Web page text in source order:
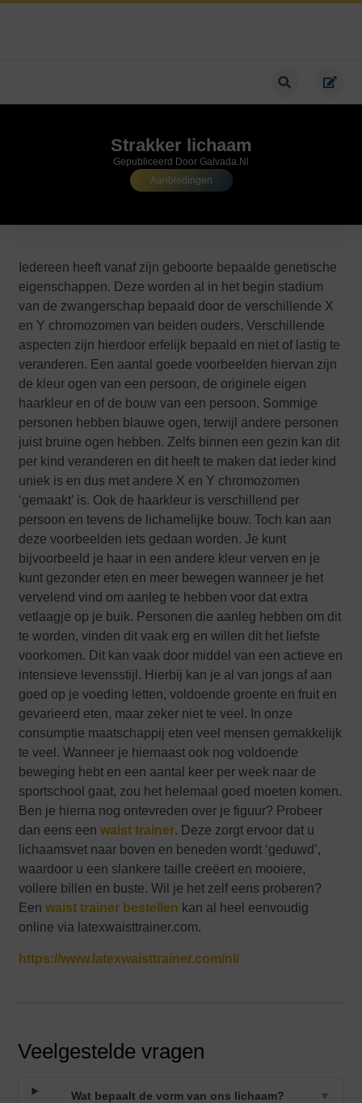
Strakker lichaam
Aanbiedingen
Gepubliceerd Door Galvada.nl
Iedereen heeft vanaf zijn geboorte bepaalde genetische
eigenschappen. Deze worden al in het begin stadium
van de zwangerschap bepaald door de verschillende X
en Y chromozomen van beiden ouders. Verschillende
aspecten zijn hierdoor erfelijk bepaald en niet of lastig te
veranderen. Een aantal goede voorbeelden hiervan zijn
de kleur ogen van een persoon, de originele eigen
haarkleur en of de bouw van een persoon. Sommige
personen hebben blauwe ogen, terwijl andere personen
juist bruine ogen hebben. Zelfs binnen een gezin kan dit
per kind veranderen en dit heeft te maken dat ieder kind
uniek is en dus met andere X en Y chromozomen
‘gemaakt’ is. Ook de haarkleur is verschillend per
persoon en tevens de lichamelijke bouw. Toch kan aan
deze voorbeelden iets gedaan worden. Je kunt
bijvoorbeeld je haar in een andere kleur verven en je
kunt gezonder eten en meer bewegen wanneer je het
vervelend vind om aanleg te hebben voor dat extra
vetlaagje op je buik. Personen die aanleg hebben om dit
te worden, vinden dit vaak erg en willen dit het liefste
voorkomen. Dit kan vaak door middel van een actieve en
intensieve levensstijl. Hierbij kan je al van jongs af aan
goed op je voeding letten, voldoende groente en fruit en
gevarieerd eten, maar zeker niet te veel. In onze
consumptie maatschappij eten veel mensen gemakkelijk
te veel. Wanneer je hiernaast ook nog voldoende
beweging hebt en een aantal keer per week naar de
sportschool gaat, zou het helemaal goed moeten komen.
Ben je hierna nog ontevreden over je figuur? Probeer
dan eens eenwaist trainer. Deze zorgt ervoor dat u
lichaamsvet naar boven en beneden wordt ‘geduwd’,
waardoor u een slankere taille creëert en mooiere,
vollere billen en buste. Wil je het zelf eens proberen?
Eenwaist trainer bestellen kan al heel eenvoudig
online via latexwaisttrainer.com.
https://www.latexwaisttrainer.com/nl/
Veelgestelde vragen
Wat bepaalt de vorm van ons lichaam? ▼